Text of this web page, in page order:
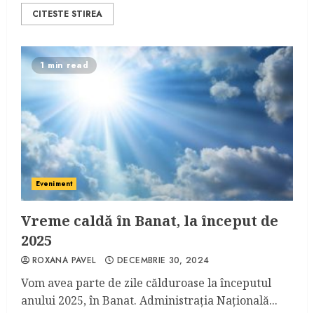
CITESTE STIREA
1 min read
Eveniment
Vreme caldă în Banat, la început de
2025
ROXANA PAVEL DECEMBRIE 30, 2024
Vom avea parte de zile călduroase la începutul
anului 2025, în Banat. Administrația Națională...